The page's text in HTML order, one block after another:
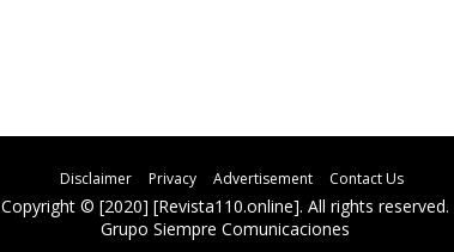
Disclaimer Privacy Advertisement Contact Us
Copyright © [2020] [Revista110.online]. All rights reserved.
Grupo Siempre Comunicaciones